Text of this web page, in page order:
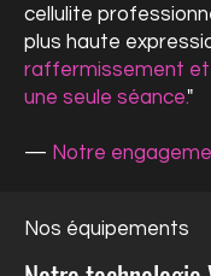
cellulite
plus haute
raffermissement et
une seule séance."
— Notre
Nos équipements